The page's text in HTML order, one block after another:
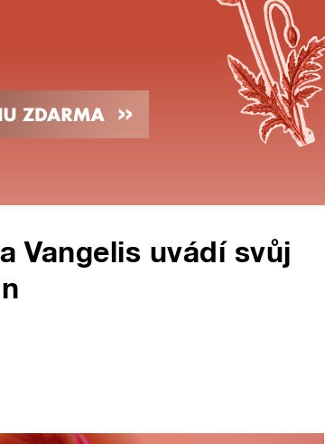
Vangelis uvádí svůj